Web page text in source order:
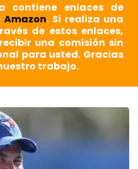
contiene enlaces de
Amazon. Si realiza una
de estos enlaces,
una comisión sin
para usted. Gracias
trabajo.